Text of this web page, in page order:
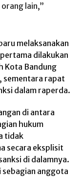
lain,”
melaksanakan
dilakukan
Kota Bandung
sementara rapat
dalam raperda.
di antara
hukum
tidak
secara eksplisit
di dalamnya.
anggota